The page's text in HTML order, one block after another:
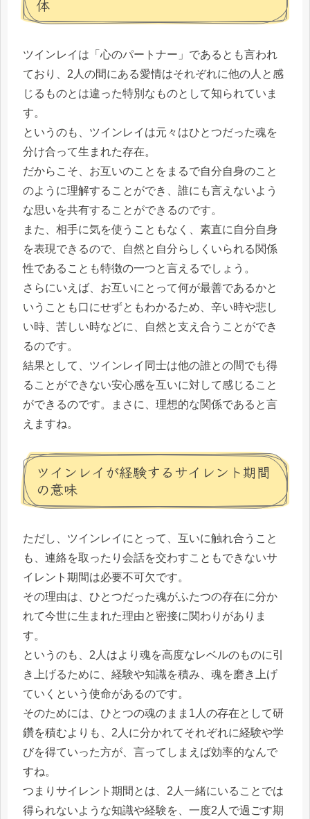
体
ツインレイは「心のパートナー」であるとも言われ
ており、2人の間にある愛情はそれぞれに他の人と感
じるものとは違った特別なものとして知られていま
す。
というのも、ツインレイは元々はひとつだった魂を
分け合って生まれた存在。
だからこそ、お互いのことをまるで自分自身のこと
のように理解することができ、誰にも言えないよう
な思いを共有することができるのです。
また、相手に気を使うこともなく、素直に自分自身
を表現できるので、自然と自分らしくいられる関係
性であることも特徴の一つと言えるでしょう。
さらにいえば、お互いにとって何が最善であるかと
いうことも口にせずともわかるため、辛い時や悲し
い時、苦しい時などに、自然と支え合うことができ
るのです。
結果として、ツインレイ同士は他の誰との間でも得
ることができない安心感を互いに対して感じること
ができるのです。まさに、理想的な関係であると言
えますね。
ツインレイが経験するサイレント期間
の意味
ただし、ツインレイにとって、互いに触れ合うこと
も、連絡を取ったり会話を交わすこともできないサ
イレント期間は必要不可欠です。
その理由は、ひとつだった魂がふたつの存在に分か
れて今世に生まれた理由と密接に関わりがありま
す。
というのも、2人はより魂を高度なレベルのものに引
き上げるために、経験や知識を積み、魂を磨き上げ
ていくという使命があるのです。
そのためには、ひとつの魂のまま1人の存在として研
鑽を積むよりも、2人に分かれてそれぞれに経験や学
びを得ていった方が、言ってしまえば効率的なんで
すね。
つまりサイレント期間とは、2人一緒にいることでは
得られないような知識や経験を、一度2人で過ごす期